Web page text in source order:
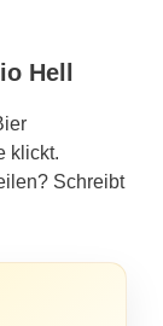
Hell
klickt.
Schreibt